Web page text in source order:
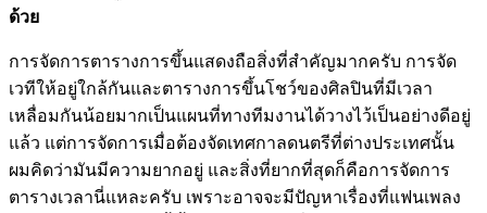
ด้วย
การจัดการตารางการขึ้นแสดงถือสิ่งที่สำคัญมากครับ การจัด
เวทีให้อยู่ใกล้กันและตารางการขึ้นโชว์ของศิลปินที่มีเวลา
เหลื่อมกันน้อยมากเป็นแผนที่ทางทีมงานได้วางไว้เป็นอย่างดีอยู่
แล้ว แต่การจัดการเมื่อต้องจัดเทศกาลดนตรีที่ต่างประเทศนั้น
ผมคิดว่ามันมีความยากอยู่ และสิ่งที่ยากที่สุดก็คือการจัดการ
ตารางเวลานี่แหละครับ เพราะอาจจะมีปัญหาเรื่องที่แฟนเพลง